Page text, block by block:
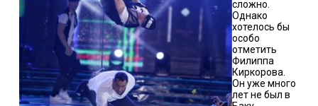
сложно.
Однако
хотелось бы
особо
отметить
Филиппа
Киркорова.
Он уже много
лет не был в